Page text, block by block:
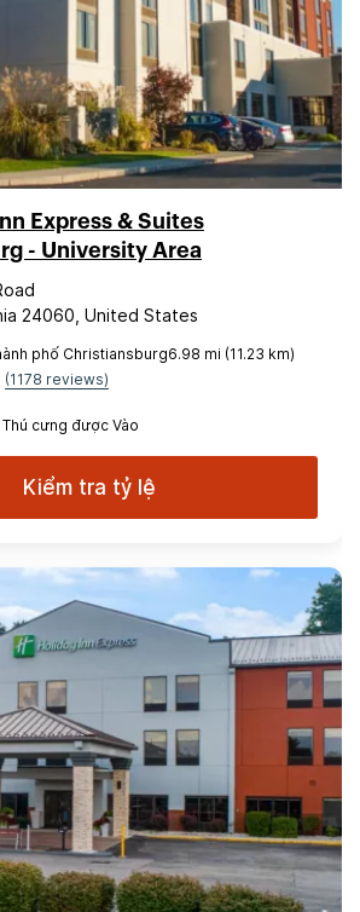
Express & Suites
- University Area
24060, United States
phố Christiansburg6.98 mi (11.23 km)
(1178 reviews)
Thú cưng được Vào
Kiểm tra tỷ lệ